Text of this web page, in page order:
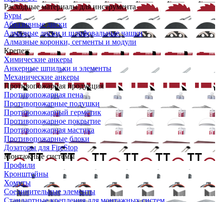
Расходные материалы для инструмента
Буры
Абразивные диски
Алмазные диски и шлифовальные чашки
Алмазные коронки, сегменты и модули
Крепеж
Химические анкеры
Анкерные шпильки и элементы
Механические анкеры
Противопожарная продукция
Противопожарная пена
Противопожарные подушки
Противопожарный герметик
Противопожарное покрытие
Противопожарная мастика
Противопожарные блоки
Дозаторы для FireStop
Монтажные системы
Профили
Кронштейны
Хомуты
Соединительные элементы
Стандартные крепления для монтажных систем